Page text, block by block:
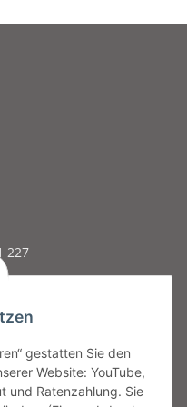
gestatten Sie den
Website: YouTube,
und Ratenzahlung. Sie
227